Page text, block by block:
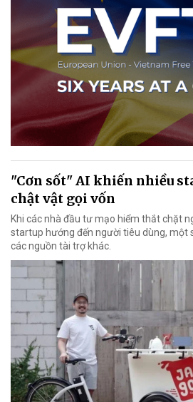
"Cơn sốt" AI khiến nhiều
chật vật gọi vốn
Khi các nhà đầu tư mạo hiểm thắt chặt
startup hướng đến người tiêu dùng, một
các nguồn tài trợ khác.